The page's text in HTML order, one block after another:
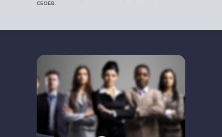
СБОЕВ.